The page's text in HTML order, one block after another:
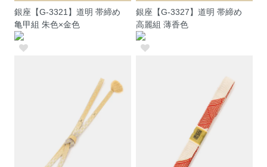
銀座【G-3321】道明 帯締め
亀甲組 朱色×金色
銀座【G-3327】道明 帯締め
高麗組 薄香色